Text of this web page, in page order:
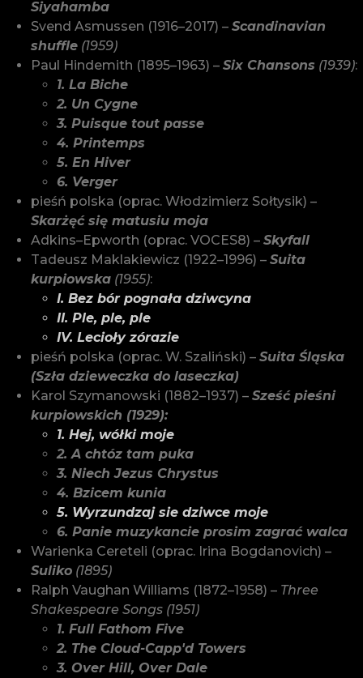
Siyahamba
Svend Asmussen (1916–2017) –Scandinavian
shuffle (1959)
Paul Hindemith (1895–1963) –Six Chansons (1939):
1. La Biche
2. Un Cygne
3. Puisque tout passe
4. Printemps
5. En Hiver
6. Verger
pieśń polska (oprac. Włodzimierz Sołtysik) –
Skarżęć się matusiu moja
Adkins–Epworth (oprac. VOCES8) –Skyfall
Tadeusz Maklakiewicz (1922–1996) –Suita
kurpiowska (1955):
I. Bez bór pognała dziwcyna
II. Ple, ple, ple
IV. Lecioły zórazie
pieśń polska (oprac. W. Szaliński) –Suita Śląska
(Szła dzieweczka do laseczka)
Karol Szymanowski (1882–1937) –Sześć pieśni
kurpiowskich (1929):
1. Hej, wółki moje
2. A chtóz tam puka
3. Niech Jezus Chrystus
4. Bzicem kunia
5. Wyrzundzaj sie dziwce moje
6. Panie muzykancie prosim zagrać walca
Warienka Cereteli (oprac. Irina Bogdanovich) –
Suliko (1895)
Ralph Vaughan Williams (1872–1958) – Three
Shakespeare Songs (1951)
1. Full Fathom Five
2. The Cloud-Capp'd Towers
3. Over Hill, Over Dale